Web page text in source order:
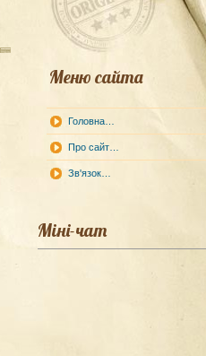
Меню сайта
Головна…
Про сайт…
Зв'язок…
Міні-чат